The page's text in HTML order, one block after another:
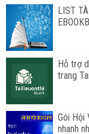
LIST
Hỗ trợ
trang
Gói Hội
nhanh